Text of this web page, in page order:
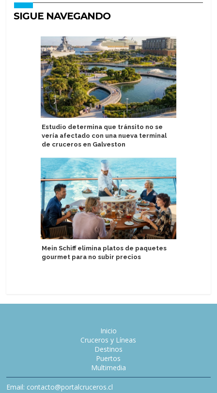
SIGUE NAVEGANDO
Estudio determina que tránsito no se
vería afectado con una nueva terminal
de cruceros en Galveston
Mein Schiff elimina platos de paquetes
gourmet para no subir precios
Inicio
Cruceros y Líneas
Destinos
Puertos
Multimedia
Email: contacto@portalcruceros.cl